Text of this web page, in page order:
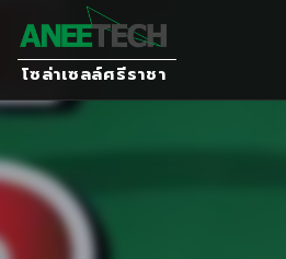
โซล่าเซลล์ศรีราชา